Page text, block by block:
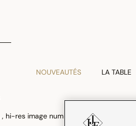
NOUVEAUTÉS LA TABLE